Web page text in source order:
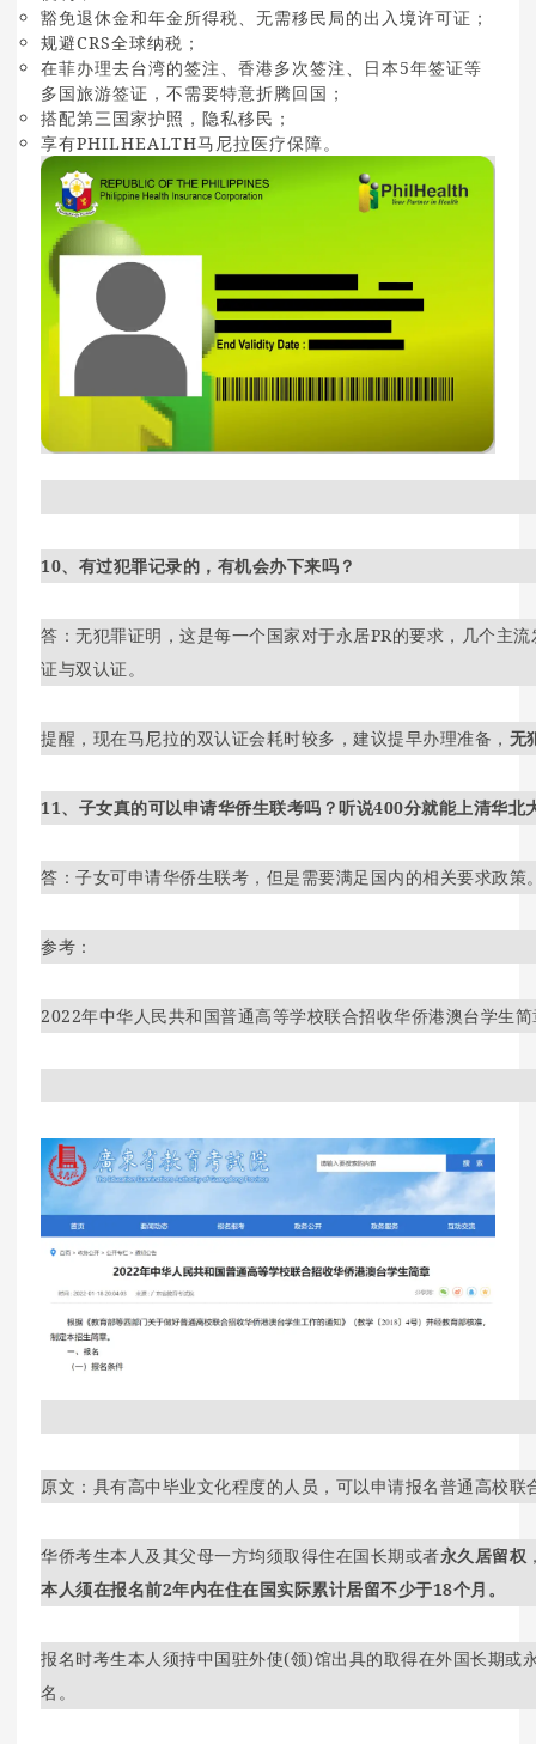
豁免退休金和年金所得税、无需移民局的出入境许可证；
规避CRS全球纳税；
在菲办理去台湾的签注、香港多次签注、日本5年签证等
多国旅游签证，不需要特意折腾回国；
搭配第三国家护照，隐私移民；
享有PHILHEALTH马尼拉医疗保障。
10、有过犯罪记录的，有机会办下来吗？
答：无犯罪证明，这是每一个国家对于永居PR的要求，几个主
证与双认证。
提醒，现在马尼拉的双认证会耗时较多，建议提早办理准备， 无
11、子女真的可以申请华侨生联考吗？听说400分就能上清华北
答：子女可申请华侨生联考，但是需要满足国内的相关要求政策
参考：
2022年中华人民共和国普通高等学校联合招收华侨港澳台学生
原文：具有高中毕业文化程度的人员，可以申请报名普通高校
华侨考生本人及其父母一方均须取得住在国长期或者永久居留权
本人须在报名前2年内在住在国实际累计居留不少于18个月。
报名时考生本人须持中国驻外使(领)馆出具的取得在外国长期
名。